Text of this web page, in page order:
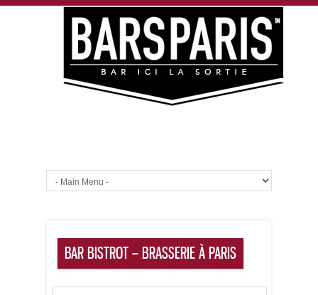
BAR BISTROT – BRASSERIE À PARIS